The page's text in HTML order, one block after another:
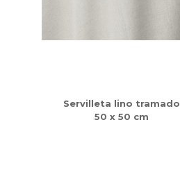
Servilleta lino tramado
50 x 50 cm